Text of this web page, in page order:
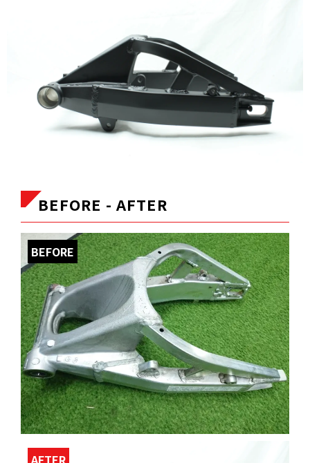
BEFORE - AFTER
BEFORE